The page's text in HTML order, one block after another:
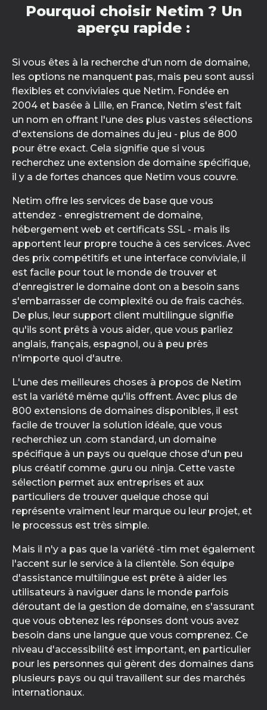
Pourquoi choisir Netim ? Un
aperçu rapide :
Si vous êtes à la recherche d'un nom de domaine,
les options ne manquent pas, mais peu sont aussi
flexibles et conviviales que Netim. Fondée en
2004 et basée à Lille, en France, Netim s'est fait
un nom en offrant l'une des plus vastes sélections
d'extensions de domaines du jeu - plus de 800
pour être exact. Cela signifie que si vous
recherchez une extension de domaine spécifique,
il y a de fortes chances que Netim vous couvre.
Netim offre les services de base que vous
attendez - enregistrement de domaine,
hébergement web et certificats SSL - mais ils
apportent leur propre touche à ces services. Avec
des prix compétitifs et une interface conviviale, il
est facile pour tout le monde de trouver et
d'enregistrer le domaine dont on a besoin sans
s'embarrasser de complexité ou de frais cachés.
De plus, leur support client multilingue signifie
qu'ils sont prêts à vous aider, que vous parliez
anglais, français, espagnol, ou à peu près
n'importe quoi d'autre.
L'une des meilleures choses à propos de Netim
est la variété même qu'ils offrent. Avec plus de
800 extensions de domaines disponibles, il est
facile de trouver la solution idéale, que vous
recherchiez un .com standard, un domaine
spécifique à un pays ou quelque chose d'un peu
plus créatif comme .guru ou .ninja. Cette vaste
sélection permet aux entreprises et aux
particuliers de trouver quelque chose qui
représente vraiment leur marque ou leur projet, et
le processus est très simple.
Mais il n'y a pas que la variété -tim met également
l'accent sur le service à la clientèle. Son équipe
d'assistance multilingue est prête à aider les
utilisateurs à naviguer dans le monde parfois
déroutant de la gestion de domaine, en s'assurant
que vous obtenez les réponses dont vous avez
besoin dans une langue que vous comprenez. Ce
niveau d'accessibilité est important, en particulier
pour les personnes qui gèrent des domaines dans
plusieurs pays ou qui travaillent sur des marchés
internationaux.